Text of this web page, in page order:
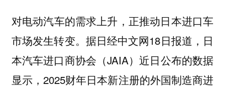
对电动汽车的需求上升，正推动日本进口车
市场发生转变。据日经中文网18日报道，日
本汽车进口商协会（JAIA）近日公布的数据
显示，2025财年日本新注册的外国制造商进